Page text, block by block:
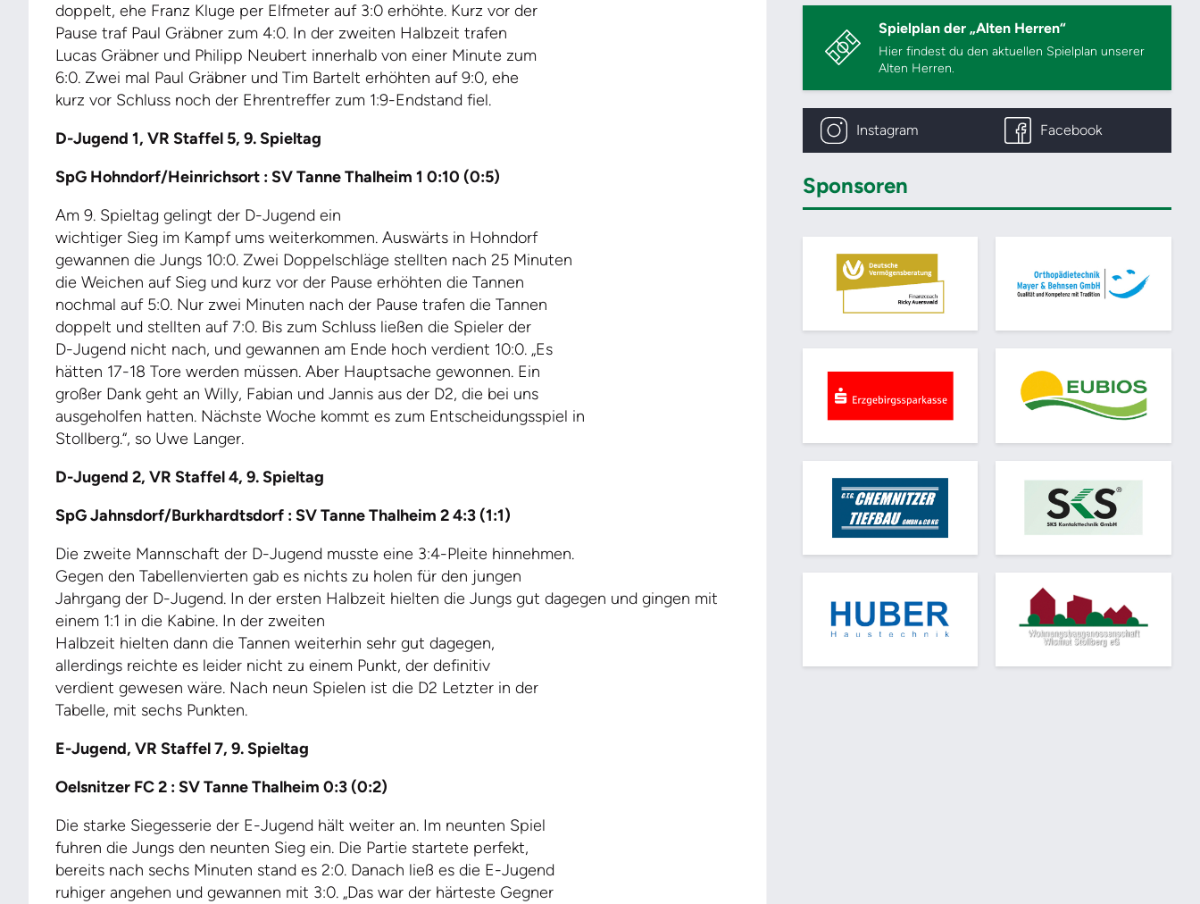
doppelt, ehe Franz Kluge per Elfmeter auf 3:0 erhöhte. Kurz vor der
Pause traf Paul Gräbner zum 4:0. In der zweiten Halbzeit trafen
Lucas Gräbner und Philipp Neubert innerhalb von einer Minute zum
6:0. Zwei mal Paul Gräbner und Tim Bartelt erhöhten auf 9:0, ehe
kurz vor Schluss noch der Ehrentreffer zum 1:9-Endstand fiel.
D-Jugend 1, VR Staffel 5, 9. Spieltag
SpG Hohndorf/Heinrichsort : SV Tanne Thalheim 1 0:10 (0:5)
Am 9. Spieltag gelingt der D-Jugend ein
wichtiger Sieg im Kampf ums weiterkommen. Auswärts in Hohndorf
gewannen die Jungs 10:0. Zwei Doppelschläge stellten nach 25 Minuten
die Weichen auf Sieg und kurz vor der Pause erhöhten die Tannen
nochmal auf 5:0. Nur zwei Minuten nach der Pause trafen die Tannen
doppelt und stellten auf 7:0. Bis zum Schluss ließen die Spieler der
D-Jugend nicht nach, und gewannen am Ende hoch verdient 10:0. „Es
hätten 17-18 Tore werden müssen. Aber Hauptsache gewonnen. Ein
großer Dank geht an Willy, Fabian und Jannis aus der D2, die bei uns
ausgeholfen hatten. Nächste Woche kommt es zum Entscheidungsspiel in
Stollberg.“, so Uwe Langer.
D-Jugend 2, VR Staffel 4, 9. Spieltag
SpG Jahnsdorf/Burkhardtsdorf : SV Tanne Thalheim 2 4:3 (1:1)
Die zweite Mannschaft der D-Jugend musste eine 3:4-Pleite hinnehmen.
Gegen den Tabellenvierten gab es nichts zu holen für den jungen
Jahrgang der D-Jugend. In der ersten Halbzeit hielten die Jungs gut dagegen und gingen mit
einem 1:1 in die Kabine. In der zweiten
Halbzeit hielten dann die Tannen weiterhin sehr gut dagegen,
allerdings reichte es leider nicht zu einem Punkt, der definitiv
verdient gewesen wäre. Nach neun Spielen ist die D2 Letzter in der
Tabelle, mit sechs Punkten.
E-Jugend, VR Staffel 7, 9. Spieltag
Oelsnitzer FC 2 : SV Tanne Thalheim 0:3 (0:2)
Die starke Siegesserie der E-Jugend hält weiter an. Im neunten Spiel
fuhren die Jungs den neunten Sieg ein. Die Partie startete perfekt,
bereits nach sechs Minuten stand es 2:0. Danach ließ es die E-Jugend
ruhiger angehen und gewannen mit 3:0. „Das war der härteste Gegner
Spielplan der „Alten Herren“
Hier findest du den aktuellen Spielplan unserer
Alten Herren.
Instagram Facebook
Sponsoren